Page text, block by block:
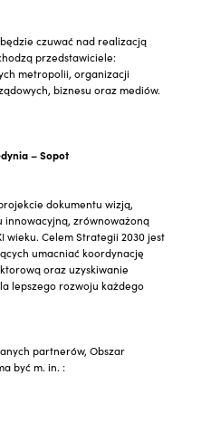
czuwać nad realizacją
przedstawiciele:
metropolii, organizacji
biznesu oraz mediów.
– Sopot
dokumentu wizją,
innowacyjną, zrównoważoną
wieku. Celem Strategii 2030 jest
umacniać koordynację
oraz uzyskiwanie
lepszego rozwoju każdego
partnerów, Obszar
być m. in. :